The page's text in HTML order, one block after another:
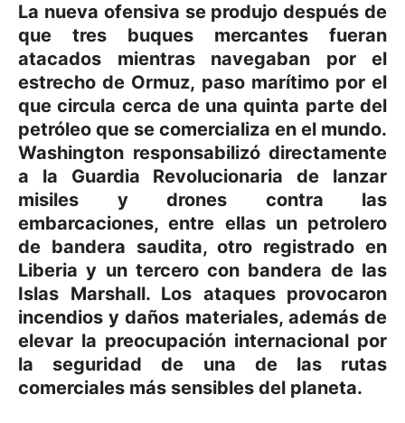
La nueva ofensiva se produjo después de
que tres buques mercantes fueran
atacados mientras navegaban por el
estrecho de Ormuz, paso marítimo por el
que circula cerca de una quinta parte del
petróleo que se comercializa en el mundo.
Washington responsabilizó directamente
a la Guardia Revolucionaria de lanzar
misiles y drones contra las
embarcaciones, entre ellas un petrolero
de bandera saudita, otro registrado en
Liberia y un tercero con bandera de las
Islas Marshall. Los ataques provocaron
incendios y daños materiales, además de
elevar la preocupación internacional por
la seguridad de una de las rutas
comerciales más sensibles del planeta.